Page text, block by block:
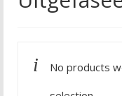
No products